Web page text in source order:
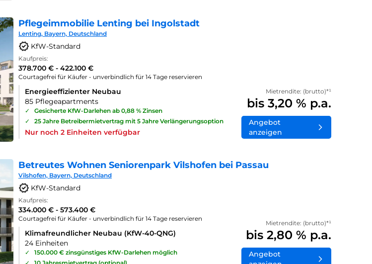
Pflegeimmobilie Lenting bei Ingolstadt
Lenting, Bayern, Deutschland
KfW-Standard
Kaufpreis:
378.700 € - 422.100 €
Courtagefrei für Käufer - unverbindlich für 14 Tage reservieren
Energieeffizienter Neubau
85 Pflegeapartments
✓
Gesicherte KfW-Darlehen ab 0,88 % Zinsen
✓
25 Jahre Betreibermietvertrag mit 5 Jahre Verlängerungsoption
Nur noch 2 Einheiten verfügbar
Mietrendite: (brutto)*¹
bis 3,20 % p.a.
Angebot
anzeigen
Betreutes Wohnen Seniorenpark Vilshofen bei Passau
Vilshofen, Bayern, Deutschland
KfW-Standard
Kaufpreis:
334.000 € - 573.400 €
Courtagefrei für Käufer - unverbindlich für 14 Tage reservieren
Klimafreundlicher Neubau (KfW-40-QNG)
24 Einheiten
✓
150.000 € zinsgünstiges KfW-Darlehen möglich
Mietrendite: (brutto)*¹
bis 2,80 % p.a.
Angebot